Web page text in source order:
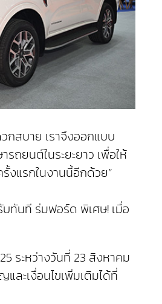
กสบาย เราจึงออกแบบ
ถยนต์ในระยะยาว เพื่อให้
งแรกในงานนี้อีกด้วย”
ทันที ร่มฟอร์ด พิเศษ! เมื่อ
ระหว่างวันที่ 23 สิงหาคม
ละเงื่อนไขเพิ่มเติมได้ที่